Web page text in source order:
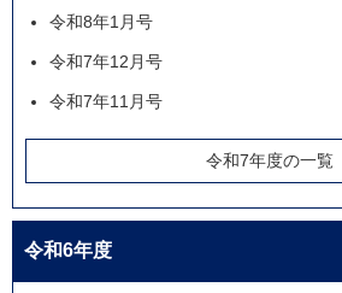
令和8年1月号
令和7年12月号
令和7年11月号
令和7年度の一覧
令和6年度